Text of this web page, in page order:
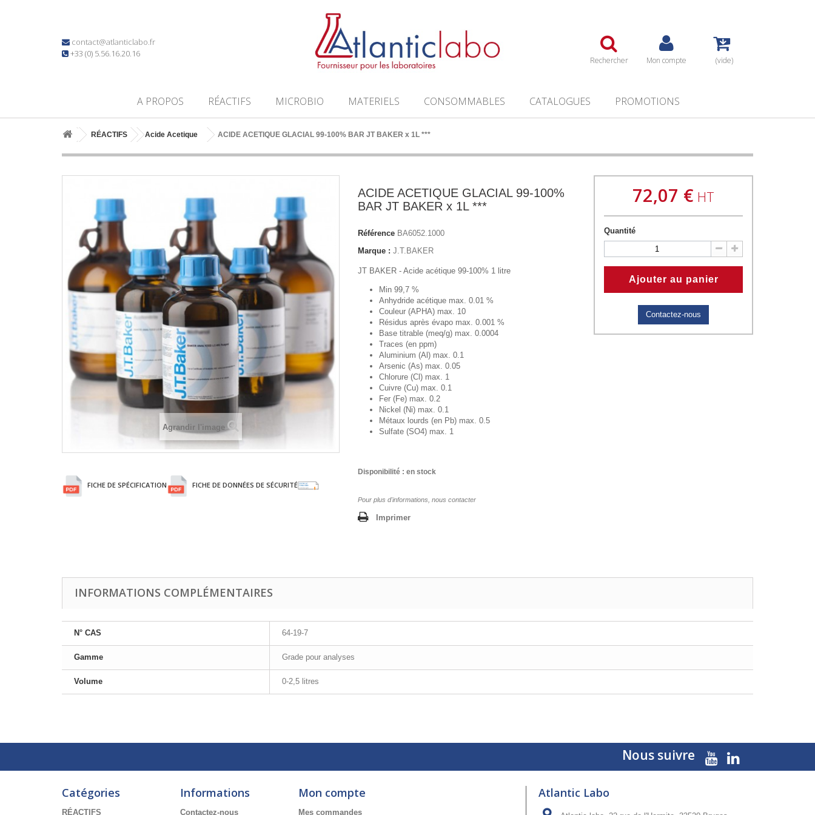
contact@atlanticlabo.fr
+33 (0) 5.56.16.20.16
Rechercher Mon compte (vide)
A PROPOS RÉACTIFS MICROBIO MATERIELS CONSOMMABLES CATALOGUES PROMOTIONS
RÉACTIFS Acide Acetique ACIDE ACETIQUE GLACIAL 99-100% BAR JT BAKER x 1L ***
Agrandir l'image
FICHE DE SPÉCIFICATION FICHE DE DONNÉES DE SÉCURITÉ
ACIDE ACETIQUE GLACIAL 99-100%
BAR JT BAKER x 1L ***
Référence BA6052.1000
Marque : J.T.BAKER
JT BAKER - Acide acétique 99-100% 1 litre
Min 99,7 %
Anhydride acétique max. 0.01 %
Couleur (APHA) max. 10
Résidus après évapo max. 0.001 %
Base titrable (meq/g) max. 0.0004
Traces (en ppm)
Aluminium (Al) max. 0.1
Arsenic (As) max. 0.05
Chlorure (Cl) max. 1
Cuivre (Cu) max. 0.1
Fer (Fe) max. 0.2
Nickel (Ni) max. 0.1
Métaux lourds (en Pb) max. 0.5
Sulfate (SO4) max. 1
Disponibilité : en stock
Pour plus d'informations, nous contacter
Imprimer
72,07 € HT
Quantité
Ajouter au panier
Contactez-nous
INFORMATIONS COMPLÉMENTAIRES
N° CAS 64-19-7
Gamme Grade pour analyses
Volume 0-2,5 litres
Nous suivre
Catégories
RÉACTIFS
Informations
Contactez-nous
Mon compte
Mes commandes
Atlantic Labo